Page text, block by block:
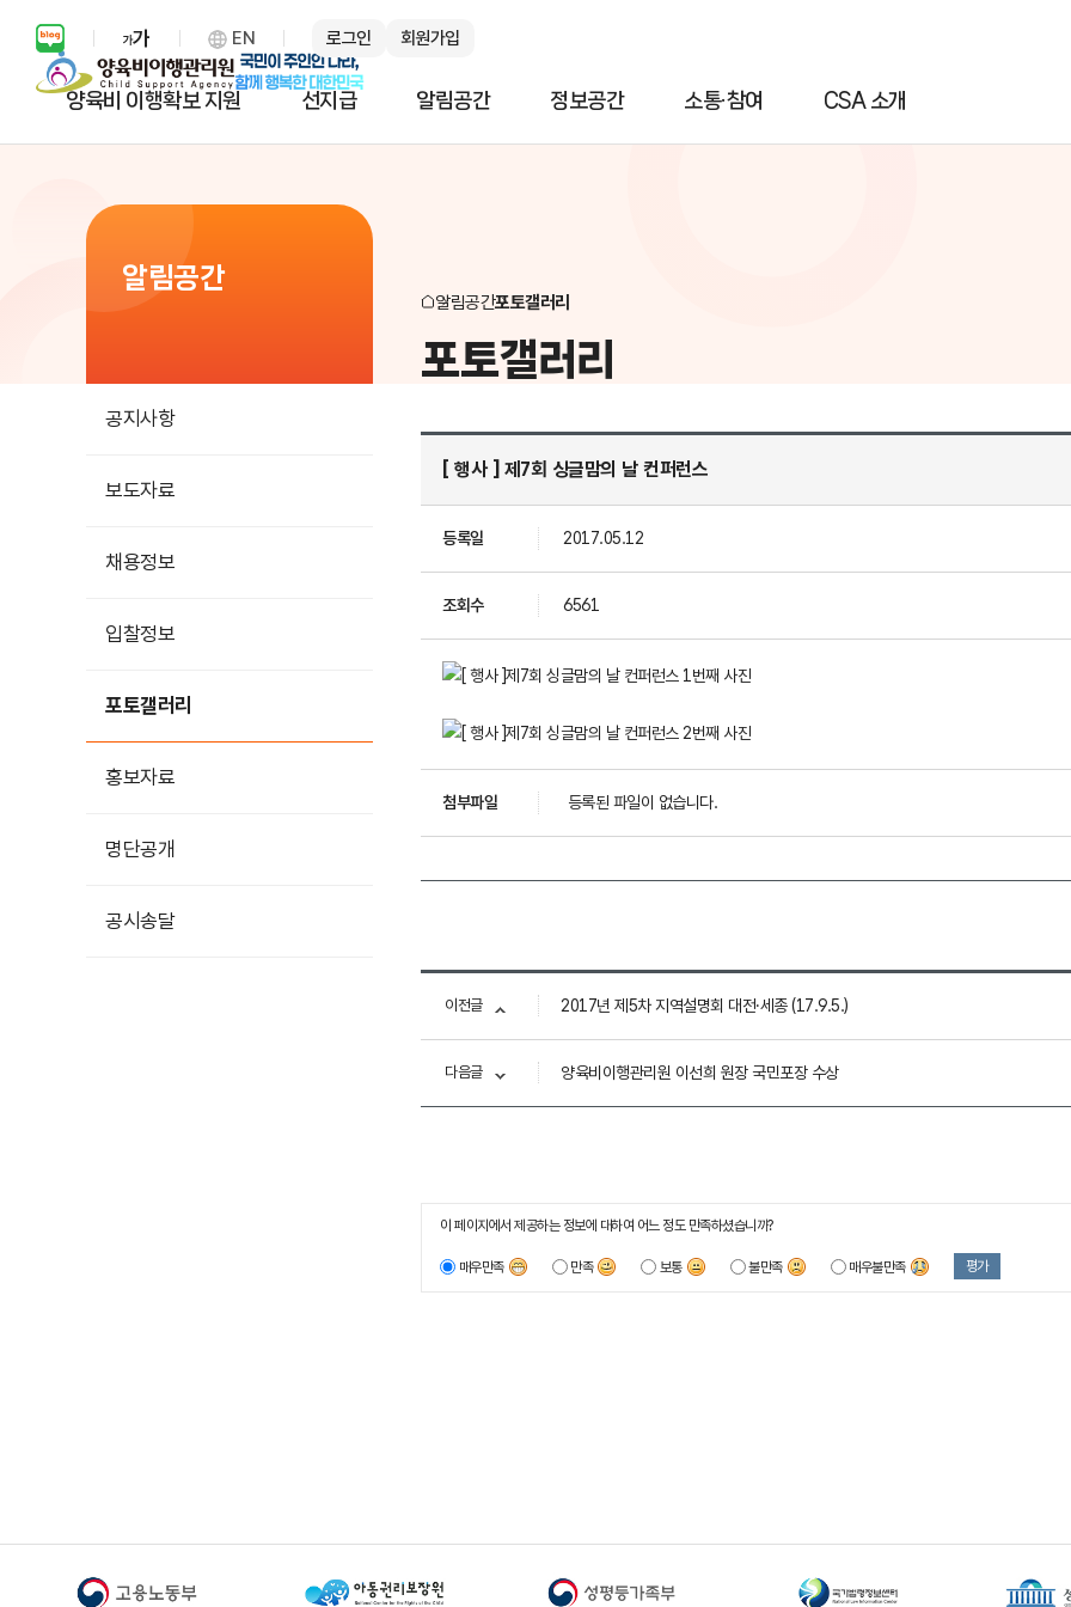
보통 화면 확대 설정 열기
EN 로그인 회원가입
양육비 이행확보 지원 선지급 알림공간 정보공간 소통·참여 CSA 소개
알림공간
공지사항
보도자료
채용정보
입찰정보
포토갤러리
홍보자료
명단공개
공시송달
포토갤러리
알림공간포토갤러리
[ 행사 ] 제7회 싱글맘의 날 컨퍼런스
등록일 2017.05.12
조회수 6561
첨부파일 등록된 파일이 없습니다.
이전글 2017년 제5차 지역설명회 대전·세종 (17.9.5.)
다음글 양육비이행관리원 이선희 원장 국민포장 수상
이 페이지에서 제공하는 정보에 대하여 어느 정도 만족하셨습니까?
매우만족 만족 보통 불만족 매우불만족 평가